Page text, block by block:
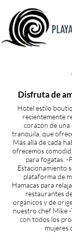
Disfruta de
Hotel estilo
recientemente
corazón de
tranquila, que
Más allá de cada
ofrecemos
para fogatas. -
Estacionamiento
plataforma de
Hamacas para
restaurantes
orgánicos y de
nuestro chef Mike
con todos los
mujeres